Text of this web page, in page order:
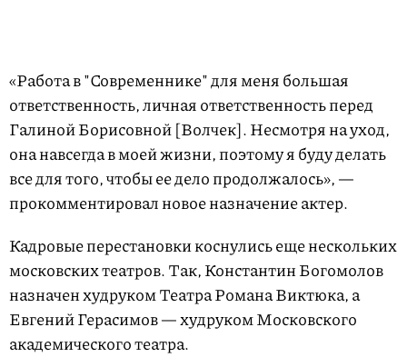
«Работа в "Современнике" для меня большая
ответственность, личная ответственность перед
Галиной Борисовной [Волчек]. Несмотря на уход,
она навсегда в моей жизни, поэтому я буду делать
все для того, чтобы ее дело продолжалось», —
прокомментировал новое назначение актер.
Кадровые перестановки коснулись еще нескольких
московских театров. Так, Константин Богомолов
назначен худруком Театра Романа Виктюка, а
Евгений Герасимов — худруком Московского
академического театра.